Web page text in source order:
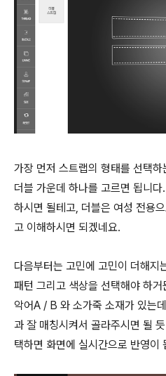
가장 먼저 스트랩의 형태를 선택
더블 가운데 하나를 고르면 됩니
하시면 될테고, 더블은 여성 전용
고 이해하시면 되겠네요.
다음부터는 고민에 고민이 더해지
패턴 그리고 색상을 선택해야 하
악어A / B 와 소가죽 소재가 있는
과 잘 매칭시켜서 골라주시면 될
택하면 화면에 실시간으로 반영